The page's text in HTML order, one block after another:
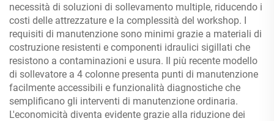
necessità di soluzioni di sollevamento multiple, riducendo i
costi delle attrezzature e la complessità del workshop. I
requisiti di manutenzione sono minimi grazie a materiali di
costruzione resistenti e componenti idraulici sigillati che
resistono a contaminazioni e usura. Il più recente modello
di sollevatore a 4 colonne presenta punti di manutenzione
facilmente accessibili e funzionalità diagnostiche che
semplificano gli interventi di manutenzione ordinaria.
L'economicità diventa evidente grazie alla riduzione dei